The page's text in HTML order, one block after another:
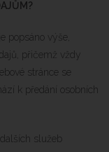
popsáno výše,
přičemž vždy
stránce se
k předání osobních
služeb